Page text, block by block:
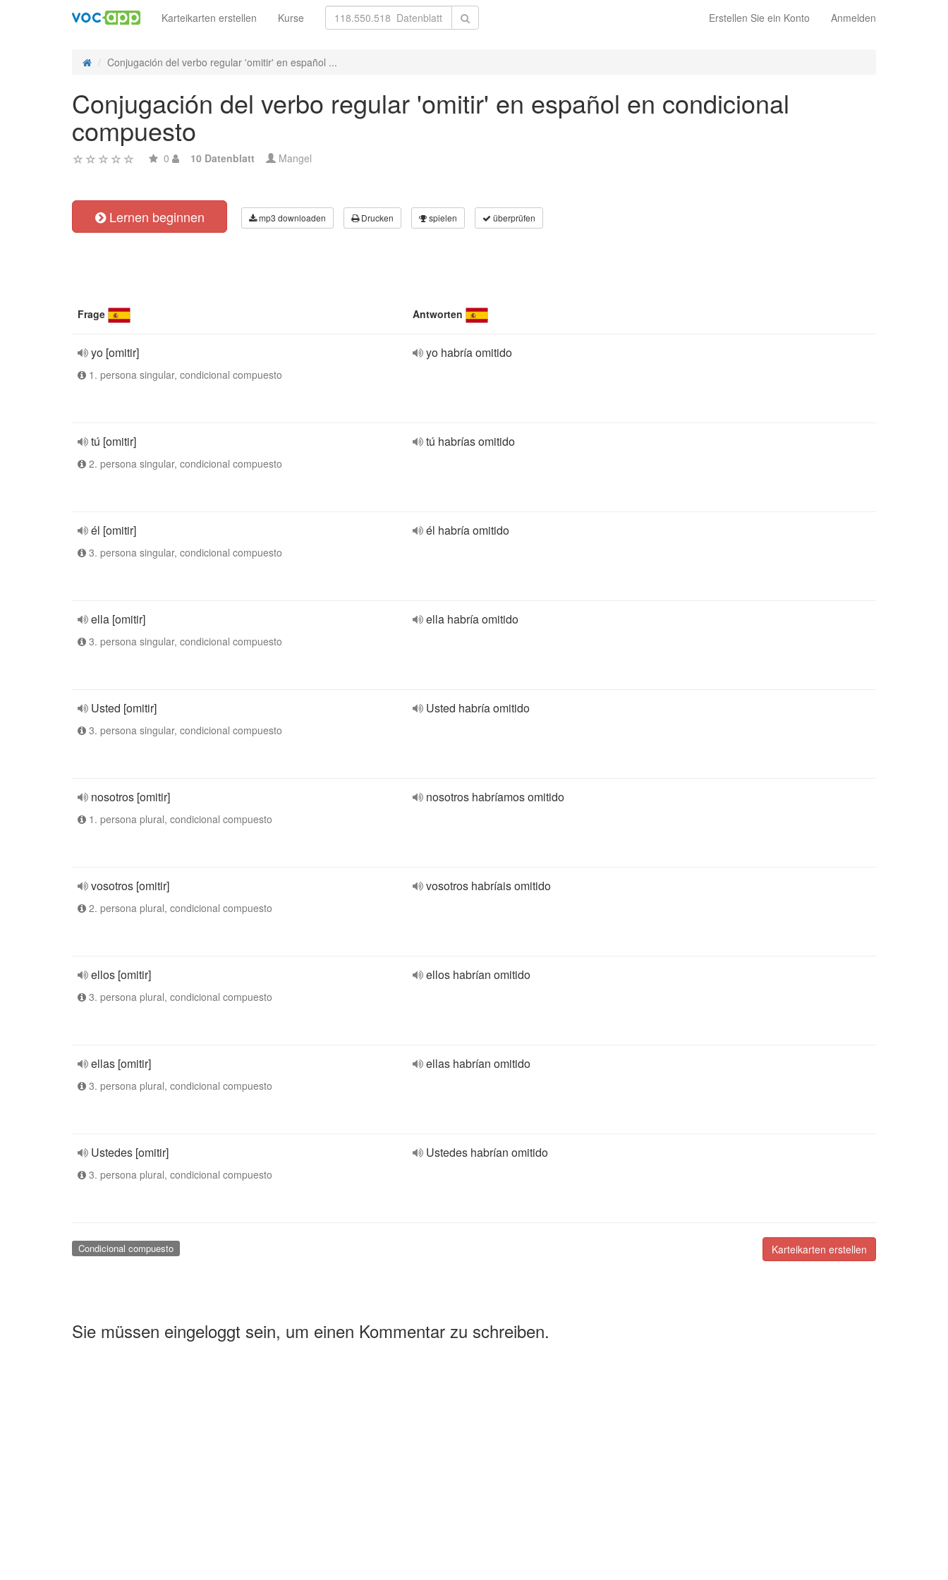
Erstellen Sie ein Konto Anmelden
Karteikarten erstellen Kurse
Conjugación del verbo regular 'omitir' en español ...
Conjugación del verbo regular 'omitir' en español en condicional
compuesto
0 10 Datenblatt Mangel
Lernen beginnen mp3 downloaden Drucken spielen überprüfen
Frage Antworten
yo [omitir]
1. persona singular, condicional compuesto
yo habría omitido
tú [omitir]
2. persona singular, condicional compuesto
tú habrías omitido
él [omitir]
3. persona singular, condicional compuesto
él habría omitido
ella [omitir]
3. persona singular, condicional compuesto
ella habría omitido
Usted [omitir]
3. persona singular, condicional compuesto
Usted habría omitido
nosotros [omitir]
1. persona plural, condicional compuesto
nosotros habríamos omitido
vosotros [omitir]
2. persona plural, condicional compuesto
vosotros habríais omitido
ellos [omitir]
3. persona plural, condicional compuesto
ellos habrían omitido
ellas [omitir]
3. persona plural, condicional compuesto
ellas habrían omitido
Ustedes [omitir]
3. persona plural, condicional compuesto
Ustedes habrían omitido
Karteikarten erstellen
Condicional compuesto
Sie müssen eingeloggt sein, um einen Kommentar zu schreiben.